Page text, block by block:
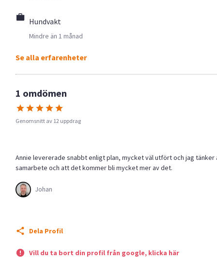
Hundvakt
Mindre än 1 månad
Se alla erfarenheter
1 omdömen
Genomsnitt av 12 uppdrag
Annie levererade snabbt enligt plan, mycket väl utfört och jag
samarbete och att det kommer bli mycket mer av det.
Johan
Dela Profil
Vill du ta bort din profil från google, klicka här